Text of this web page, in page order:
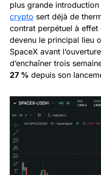
plus grande introduction
crypto sert déjà de
contrat perpétuel à effet
devenu le principal lieu
SpaceX avant
d’enchaîner trois
27 % depuis son